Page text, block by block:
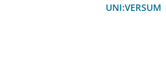
UNI:VERSUM